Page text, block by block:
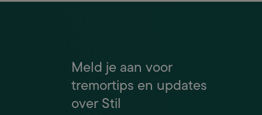
Meld je aan voor
tremortips en updates
over Stil